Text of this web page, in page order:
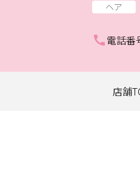
ヘア
電話番
店舗